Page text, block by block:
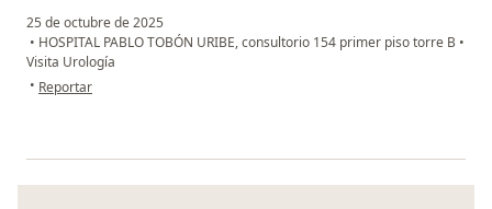
25 de octubre de 2025
• HOSPITAL PABLO TOBÓN URIBE, consultorio 154 primer piso torre B •
Visita Urología
• en opinión del usuario José Luis Rojas
Reportar